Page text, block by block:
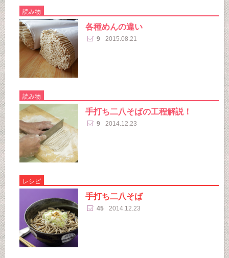
読み物
各種めんの違い
9 2015.08.21
読み物
手打ち二八そばの工程解説！
9 2014.12.23
レシピ
手打ち二八そば
45 2014.12.23